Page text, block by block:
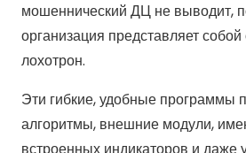
мошеннический ДЦ не выводит,
организация представляет
лохотрон.
Эти гибкие, удобные программы
алгоритмы, внешние модули,